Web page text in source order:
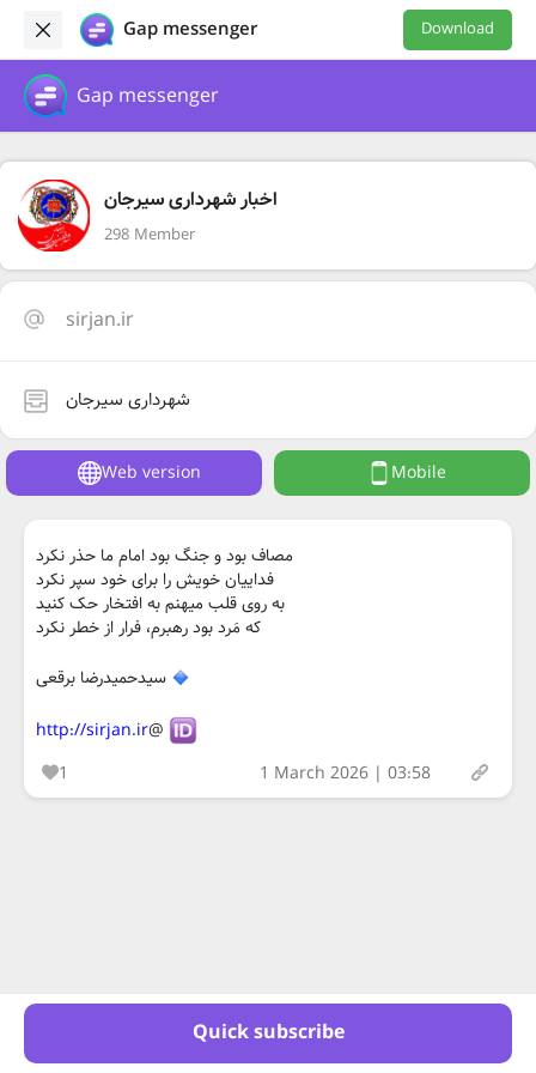
Gap messenger Download
Gap messenger
اخبار شهرداری سیرجان
298 Member
sirjan.ir
شهرداری سیرجان
Quick subscribe
Web version Mobile
مصاف بود و جنگ بود امام ما حذر نکرد
فداییان خویش را برای خود سپر نکرد
به روی قلب میهنم به افتخار حک کنید
که مَرد بود رهبرم، فرار از خطر نکرد
سیدحمیدرضا برقعی
@
http://sirjan.ir
1
1 March 2026 | 03:58